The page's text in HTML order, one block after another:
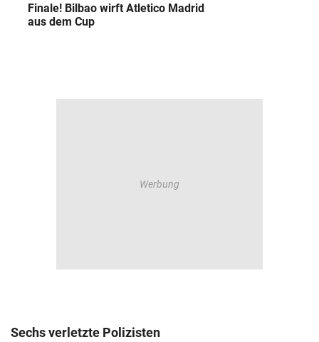
Finale! Bilbao wirft Atletico Madrid
aus dem Cup
Sechs verletzte Polizisten